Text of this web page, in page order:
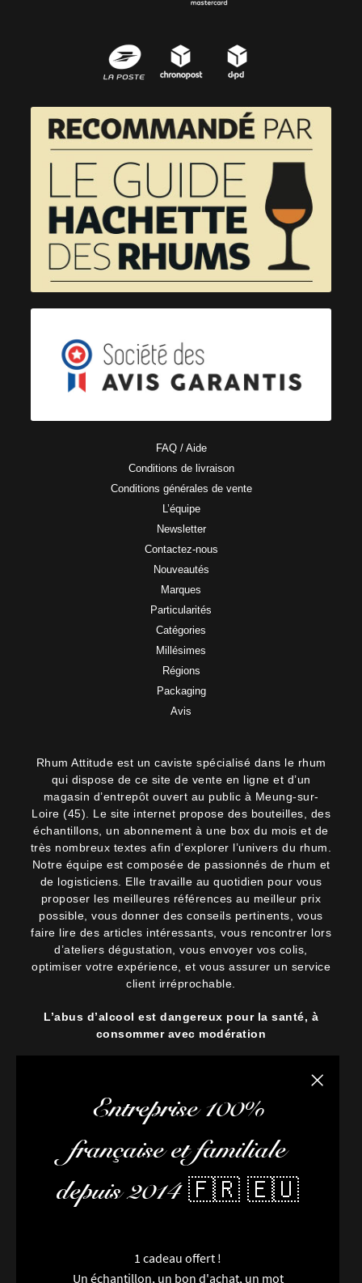
Fermer
Entreprise 100%
française et familiale
depuis 2014 🇫🇷 🇪🇺
1 cadeau offert !
Un échantillon, un bon d'achat, un mot
FAQ / Aide
Conditions de livraison
Conditions générales de vente
L’équipe
Newsletter
Contactez-nous
Nouveautés
Marques
Particularités
Catégories
Millésimes
Régions
Packaging
Avis
Rhum Attitude est un caviste spécialisé dans le rhum
qui dispose de ce site de vente en ligne et d’un
magasin d’entrepôt ouvert au public à Meung-sur-
Loire (45). Le site internet propose des bouteilles, des
échantillons, un abonnement à une box du mois et de
très nombreux textes afin d’explorer l’univers du rhum.
Notre équipe est composée de passionnés de rhum et
de logisticiens. Elle travaille au quotidien pour vous
proposer les meilleures références au meilleur prix
possible, vous donner des conseils pertinents, vous
faire lire des articles intéressants, vous rencontrer lors
d’ateliers dégustation, vous envoyer vos colis,
optimiser votre expérience, et vous assurer un service
client irréprochable.
L’abus d’alcool est dangereux pour la santé, à
consommer avec modération